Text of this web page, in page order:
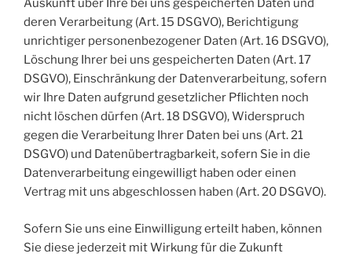
Auskunft über Ihre bei uns gespeicherten Daten und
deren Verarbeitung (Art. 15 DSGVO), Berichtigung
unrichtiger personenbezogener Daten (Art. 16 DSGVO),
Löschung Ihrer bei uns gespeicherten Daten (Art. 17
DSGVO), Einschränkung der Datenverarbeitung, sofern
wir Ihre Daten aufgrund gesetzlicher Pflichten noch
nicht löschen dürfen (Art. 18 DSGVO), Widerspruch
gegen die Verarbeitung Ihrer Daten bei uns (Art. 21
DSGVO) und Datenübertragbarkeit, sofern Sie in die
Datenverarbeitung eingewilligt haben oder einen
Vertrag mit uns abgeschlossen haben (Art. 20 DSGVO).
Sofern Sie uns eine Einwilligung erteilt haben, können
Sie diese jederzeit mit Wirkung für die Zukunft